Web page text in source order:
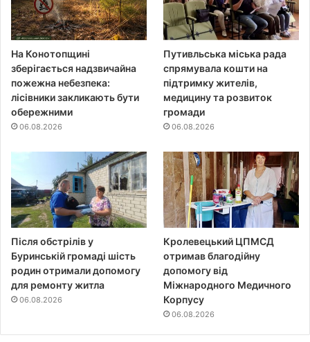
На Конотопщині
зберігається надзвичайна
пожежна небезпека:
лісівники закликають бути
обережними
06.08.2026
Путивльська міська рада
спрямувала кошти на
підтримку жителів,
медицину та розвиток
громади
06.08.2026
Після обстрілів у
Буринській громаді шість
родин отримали допомогу
для ремонту житла
06.08.2026
Кролевецький ЦПМСД
отримав благодійну
допомогу від
Міжнародного Медичного
Корпусу
06.08.2026